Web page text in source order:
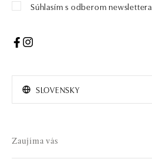
Súhlasím s odberom newslettera
SLOVENSKY
Zaujíma vás